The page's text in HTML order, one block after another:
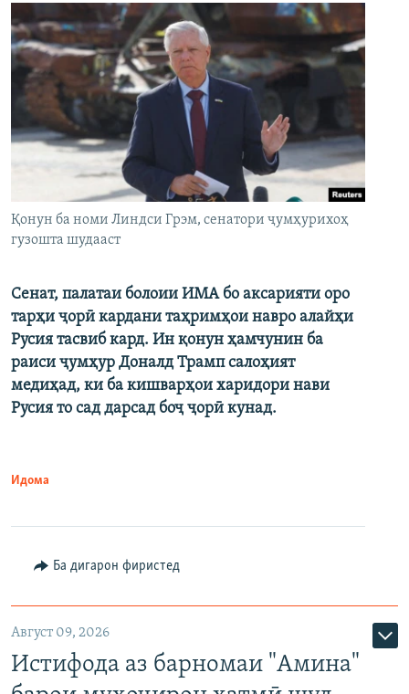
Қонун ба номи Линдси Грэм, сенатори ҷумҳурихоҳ
гузошта шудааст
Сенат, палатаи болоии ИМА бо аксарияти оро
тарҳи ҷорӣ кардани таҳримҳои навро алайҳи
Русия тасвиб кард. Ин қонун ҳамчунин ба
раиси ҷумҳур Доналд Трамп салоҳият
медиҳад, ки ба кишварҳои харидори нави
Русия то сад дарсад боҷ ҷорӣ кунад.
Идома
Ба дигарон фиристед
Август 09, 2026
Истифода аз барномаи "Амина"